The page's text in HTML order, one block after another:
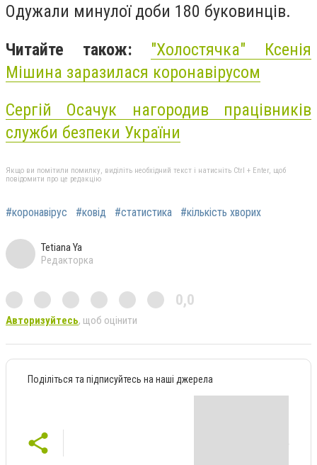
Одужали минулої доби 180 буковинців.
Читайте також: "Холостячка" Ксенія
Мішина заразилася коронавірусом
Сергій Осачук нагородив працівників
служби безпеки України
Якщо ви помітили помилку, виділіть необхідний текст і натисніть Ctrl + Enter, щоб
повідомити про це редакцію
#коронавірус #ковід #статистика #кількість хворих
Tetiana Ya
Редакторка
0,0
Авторизуйтесь, щоб оцінити
Поділіться та підписуйтесь на наші джерела